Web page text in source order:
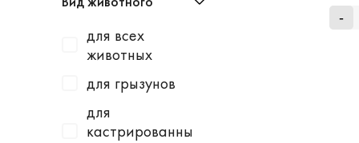
Avantie
AWARD
Baurenhof
Bayer
Beaphar
для всех
животных
для грызунов
для
кастрированны
-